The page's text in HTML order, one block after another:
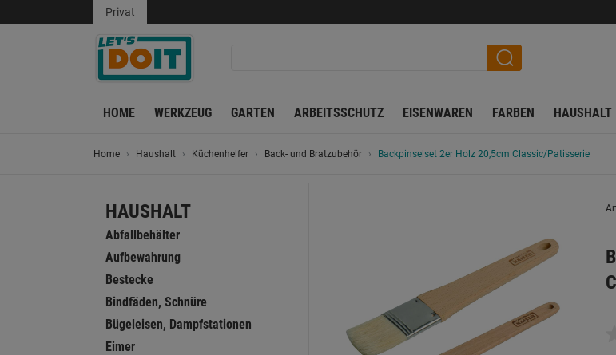
Privat
HOME WERKZEUG GARTEN ARBEITSSCHUTZ EISENWAREN FARBEN HAUSHALT
Home Haushalt Küchenhelfer Back- und Bratzubehör Backpinselset 2er Holz 20,5cm Classic/Patisserie
HAUSHALT
Abfallbehälter
Aufbewahrung
Bestecke
Bindfäden, Schnüre
Bügeleisen, Dampfstationen
Eimer